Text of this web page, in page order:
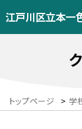
江戸川区立本一
トップページ > 学